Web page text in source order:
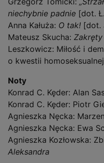
niechybnie padnie [dot.
Anna Kałuża: O tak! [dot.
Mateusz Skucha:
Leszkowicz: Miłość i
o kwestii
Noty
Konrad C. Kęder: Alan
Konrad C. Kęder: Piotr
Agnieszka Nęcka:
Agnieszka Nęcka: Ewa
Agnieszka Kozłowska:
Aleksandra